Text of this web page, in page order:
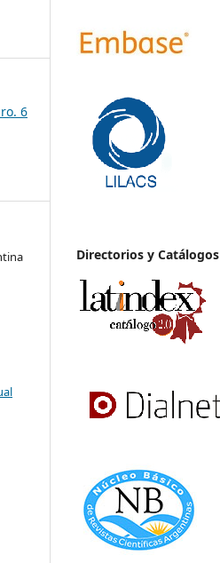
6
Directorios y Catálogos